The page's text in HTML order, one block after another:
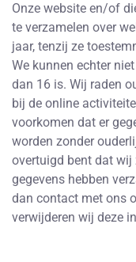
Onze website en/of
te verzamelen over
jaar, tenzij ze
We kunnen echter
dan 16 is. Wij raden
bij de online
voorkomen dat er
worden zonder
overtuigd bent dat
gegevens hebben
dan contact met ons
verwijderen wij deze